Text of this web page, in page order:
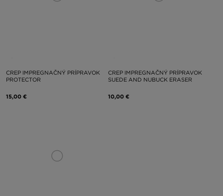
CREP IMPREGNAČNÝ PRÍPRAVOK
PROTECTOR
15,00 €
CREP IMPREGNAČNÝ PRÍPRAVOK
SUEDE AND NUBUCK ERASER
10,00 €